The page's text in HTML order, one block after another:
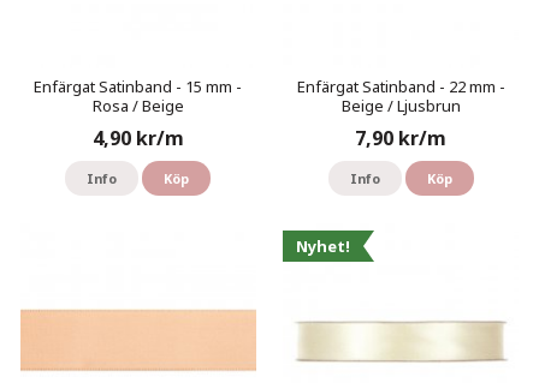
Enfärgat Satinband - 15 mm -
Rosa / Beige
4,90 kr/m
Info Köp
Enfärgat Satinband - 22 mm -
Beige / Ljusbrun
7,90 kr/m
Info Köp
Nyhet!